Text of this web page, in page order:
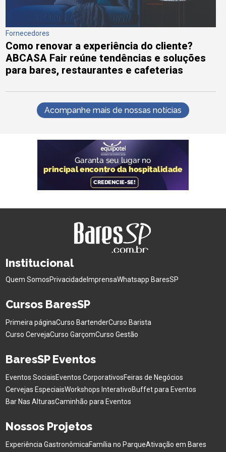
Fornecedores
Como renovar a experiência do cliente?
ABCASA Fair reúne tendências e soluções
para bares, restaurantes e cafeterias
Acompanhe mais de nossas notícias
Institucional
Quem SomosPrivacidade ImprensaWhatsapp BaresSP
Cursos BaresSP
Primeira páginaCurso BartenderCurso Barista
Curso CervejaCurso GarçomCurso Gestão
BaresSP Eventos
Eventos SociaisEventos CorporativosFeiras de Negócios
Cervejas EspeciaisWorkshops InterativoBuffet para Eventos
Bar Nas AlturasCaminhão para Eventos
Nossos Projetos
Experiência GastronômicaFamília no ParqueAtivação em Bares